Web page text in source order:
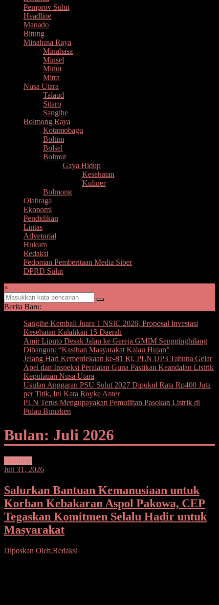
Pemprov Sulut
Headline
Manado
Bitung
Minahasa Raya
Minahasa
Minsel
Minut
Mitra
Nusa Utara
Talaud
Sitaro
Sangihe
Bolmong Raya
Kotamobagu
Boltim
Bolsel
Bolmut
Gaya Hidup
Kesehatan
Kuliner
Bolmong
Olahraga
Ekonomi
Pendidikan
Lintas
Advetorial
Hukum
Redaksi
Pedoman Pemberitaan Media Siber
DPRD Sulut
×
Berita Baru:
Sangihe Kembali Juara 1 NSIC 2026, Proposal Investasi
Kesehatan Kalahkan 15 Daerah
Amir Liputo Desak Jalan ke Gereja GMIM Sengginghilang
Dibangun: “Kasihan Masyarakat Kalau Hujan”
Jelang Hari Kemerdekaan ke-81 RI, PLN UP3 Tahuna Gelar
Apel dan Inspeksi Peralatan Guna Pastikan Keandalan Listrik
Kepulauan Nusa Utara
Usulan Anggaran PSU Sulut 2027 Dipukul Rata Rp400 Juta
per Titik, Ini Kata Royke Anter
PLN Terus Mengupayakan Pemulihan Pasokan Listrik di
Pulau Bunaken
Bulan: Juli 2026
Headline
Juli 31, 2026
Salurkan Bantuan Kemanusiaan untuk
Korban Kebakaran Aspol Pakowa, CEP
Tegaskan Komitmen Selalu Hadir untuk
Masyarakat
Diposkan Oleh:Redaksi